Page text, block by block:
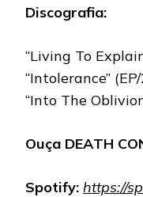
Discografia:
“Living To
“Intolerance”
“Into The
Ouça DEATH
Spotify: https://